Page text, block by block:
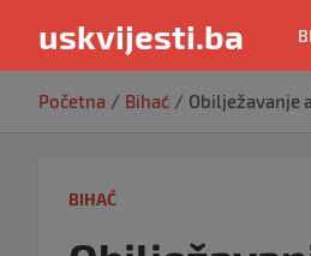
uskvijesti.ba
Početna Bihać Obilježavanje
BIHAĆ